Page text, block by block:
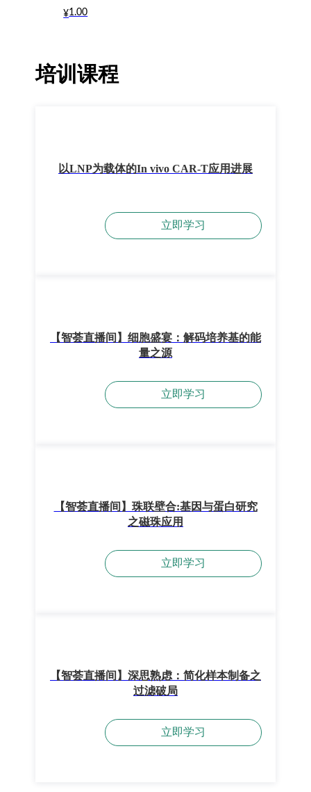
¥1.00
培训课程
以LNP为载体的In vivo CAR-T应用进展
立即学习
【智荟直播间】细胞盛宴：解码培养基的能
量之源
立即学习
【智荟直播间】珠联壁合:基因与蛋白研究
之磁珠应用
立即学习
【智荟直播间】深思熟虑：简化样本制备之
过滤破局
立即学习